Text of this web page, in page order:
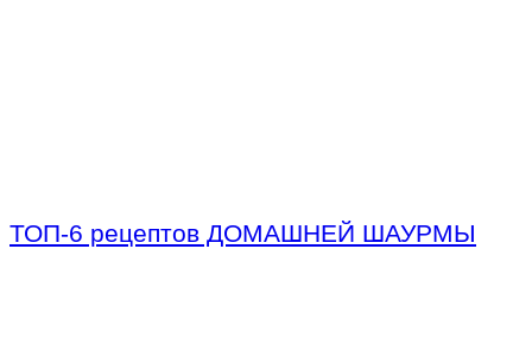
ТОП-6 рецептов ДОМАШНЕЙ ШАУРМЫ